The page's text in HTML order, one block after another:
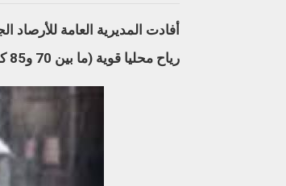
رياح محليا قوية (ما بين 70 و85 كلم/س)، مرتقبة من اليوم السبت إلى يوم الإثنين بعدد من مناطق المملكة.